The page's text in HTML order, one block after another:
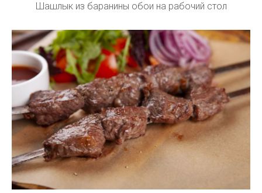
Шашлык из баранины обои на рабочий стол